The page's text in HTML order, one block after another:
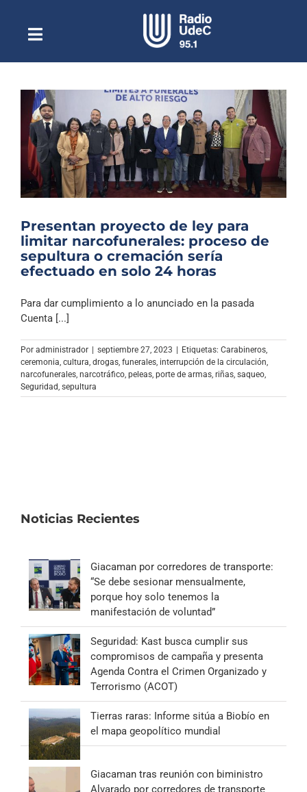
contenidoToggle
NavigationEscuchar Radio UdeC en vivo
Quiénes Somos
Programación
Podcast
Noticias
Columnas
Música Clásica
Presentan proyecto de ley para
limitar narcofunerales: proceso de
sepultura o cremación sería
efectuado en solo 24 horas
Para dar cumplimiento a lo anunciado en la pasada
Cuenta [...]
Por administrador | septiembre 27, 2023 | Etiquetas: Carabineros
ceremonia cultura drogas funerales interrupción de la circulación
narcofunerales narcotráfico peleas porte de armas riñas saqueo
Seguridad sepultura
Noticias Recientes
Giacaman por corredores de transporte:
“Se debe sesionar mensualmente,
porque hoy solo tenemos la
manifestación de voluntad”
Seguridad: Kast busca cumplir sus
compromisos de campaña y presenta
Agenda Contra el Crimen Organizado y
Terrorismo (ACOT)
Tierras raras: Informe sitúa a Biobío en
el mapa geopolítico mundial
Giacaman tras reunión con biministro
Alvarado por corredores de transporte